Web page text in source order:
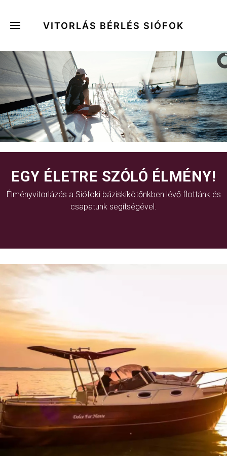
VITORLÁS BÉRLÉS SIÓFOK
EGY ÉLETRE SZÓLÓ ÉLMÉNY!
Élményvitorlázás a Siófoki báziskikötőnkben lévő flottánk és
csapatunk segítségével.